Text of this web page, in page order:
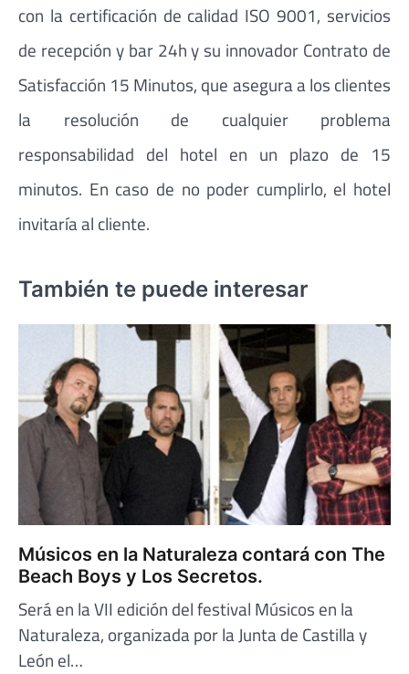
con la certificación de calidad ISO 9001, servicios
de recepción y bar 24h y su innovador Contrato de
Satisfacción 15 Minutos, que asegura a los clientes
la resolución de cualquier problema
responsabilidad del hotel en un plazo de 15
minutos. En caso de no poder cumplirlo, el hotel
invitaría al cliente.
También te puede interesar
Músicos en la Naturaleza contará con The
Beach Boys y Los Secretos.
Será en la VII edición del festival Músicos en la
Naturaleza, organizada por la Junta de Castilla y
León el…